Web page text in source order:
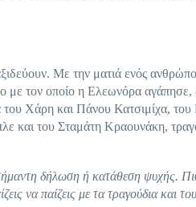
Με την ματιά ενός
με τον οποίο η Ελεωνόρα αγάπησε,
του Χάρη και Πάνου Κατσιμίχα,
και του Σταμάτη Κραουνάκη,
δήλωση ή κατάθεση ψυχής.
να παίζεις με τα τραγούδια και